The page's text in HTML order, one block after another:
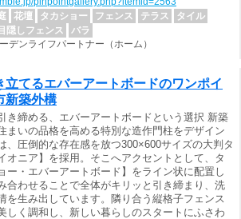
花壇 タカショー フェンス テラス
タイル
目隠しフェンス
バラ
ンライフパートナー（ホーム）
立てるエバーアートボードのワンポイ
新築外構
き締める、エバーアートボードという選択 新築
まいの品格を高める特別な造作門柱をデザイン
、圧倒的な存在感を放つ300×600サイズの大判タ
オニア】を採用。そこへアクセントとして、タ
ー・エバーアートボード】をライン状に配置し
合わせることで全体がキリッと引き締まり、洗
を生み出しています。隣り合う縦格子フェンス
しく調和し、新しい暮らしのスタートにふさわ